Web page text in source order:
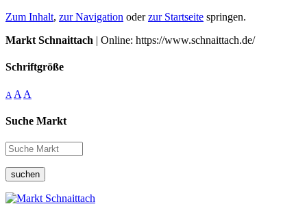
Zum Inhalt, zur Navigation oderzur Startseite springen.
Markt Schnaittach | Online: https://www.schnaittach.de/
Schriftgröße
A A A
Suche Markt
suchen